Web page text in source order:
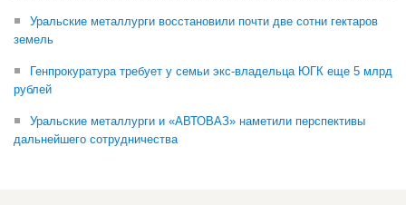
Уральские металлурги восстановили почти две сотни гектаров
земель
Генпрокуратура требует у семьи экс-владельца ЮГК еще 5 млрд
рублей
Уральские металлурги и «АВТОВАЗ» наметили перспективы
дальнейшего сотрудничества